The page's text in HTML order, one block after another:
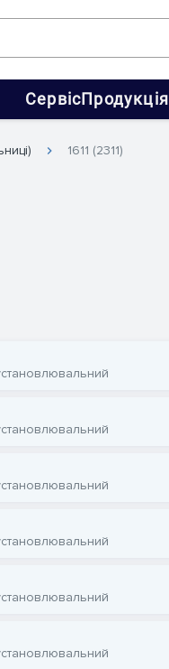
СервісПродукція
1611 (2311)